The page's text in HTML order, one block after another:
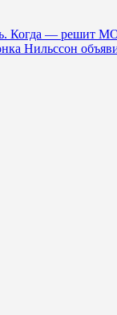
Когда — решит
Нильссон